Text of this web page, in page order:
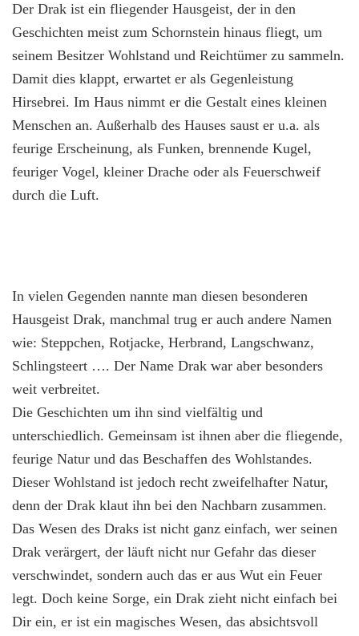
Der Drak ist ein fliegender Hausgeist, der in den
Geschichten meist zum Schornstein hinaus fliegt, um
seinem Besitzer Wohlstand und Reichtümer zu sammeln.
Damit dies klappt, erwartet er als Gegenleistung
Hirsebrei. Im Haus nimmt er die Gestalt eines kleinen
Menschen an. Außerhalb des Hauses saust er u.a. als
feurige Erscheinung, als Funken, brennende Kugel,
feuriger Vogel, kleiner Drache oder als Feuerschweif
durch die Luft.
In vielen Gegenden nannte man diesen besonderen
Hausgeist Drak, manchmal trug er auch andere Namen
wie: Steppchen, Rotjacke, Herbrand, Langschwanz,
Schlingsteert …. Der Name Drak war aber besonders
weit verbreitet.
Die Geschichten um ihn sind vielfältig und
unterschiedlich. Gemeinsam ist ihnen aber die fliegende,
feurige Natur und das Beschaffen des Wohlstandes.
Dieser Wohlstand ist jedoch recht zweifelhafter Natur,
denn der Drak klaut ihn bei den Nachbarn zusammen.
Das Wesen des Draks ist nicht ganz einfach, wer seinen
Drak verärgert, der läuft nicht nur Gefahr das dieser
verschwindet, sondern auch das er aus Wut ein Feuer
legt. Doch keine Sorge, ein Drak zieht nicht einfach bei
Dir ein, er ist ein magisches Wesen, das absichtsvoll